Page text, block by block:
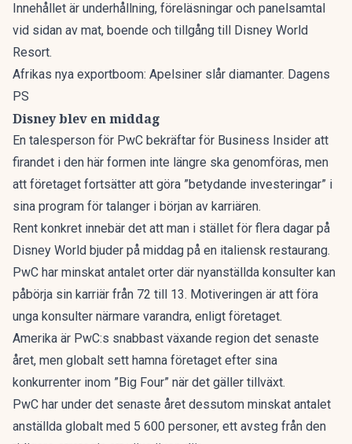
Innehållet är underhållning, föreläsningar och panelsamtal
vid sidan av mat, boende och tillgång till Disney World
Resort.
Afrikas nya exportboom: Apelsiner slår diamanter. Dagens
PS
Disney blev en middag
En talesperson för PwC bekräftar för Business Insider att
firandet i den här formen inte längre ska genomföras, men
att företaget fortsätter att göra ”betydande investeringar” i
sina program för talanger i början av karriären.
Rent konkret innebär det att man i stället för flera dagar på
Disney World bjuder på middag på en italiensk restaurang.
PwC har minskat antalet orter där nyanställda konsulter kan
påbörja sin karriär från 72 till 13. Motiveringen är att föra
unga konsulter närmare varandra, enligt företaget.
Amerika är PwC:s snabbast växande region det senaste
året, men globalt sett hamna företaget efter sina
konkurrenter inom ”Big Four” när det gäller tillväxt.
PwC har under det senaste året dessutom minskat antalet
anställda globalt med 5 600 personer, ett avsteg från den